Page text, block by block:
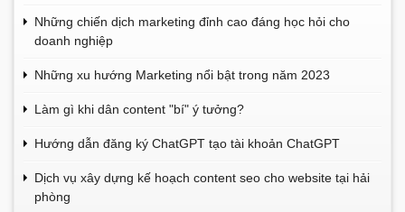
Những chiến dịch marketing đỉnh cao đáng học hỏi cho
doanh nghiệp
Những xu hướng Marketing nổi bật trong năm 2023
Làm gì khi dân content "bí" ý tưởng?
Hướng dẫn đăng ký ChatGPT tạo tài khoản ChatGPT
Dịch vụ xây dựng kế hoạch content seo cho website tại hải
phòng